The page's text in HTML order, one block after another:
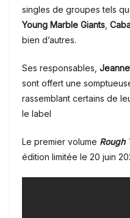
singles de groupes tels
Young Marble Giants
bien d’autres.
Ses responsables,
sont offert une
rassemblant certains de
le label
Le premier volume Rough
édition limitée le 20 juin